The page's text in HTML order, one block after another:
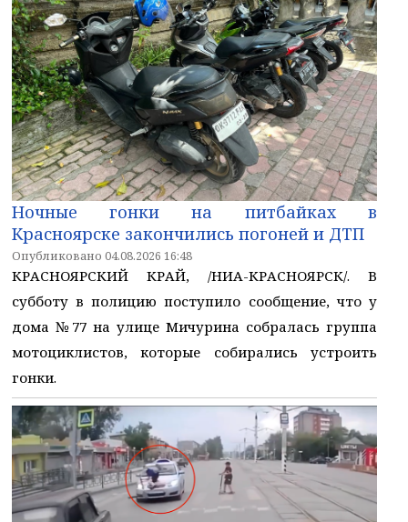
Ночные гонки на питбайках в
Красноярске закончились погоней и ДТП
Опубликовано 04.08.2026 16:48
КРАСНОЯРСКИЙ КРАЙ, /НИА-КРАСНОЯРСК/. В
субботу в полицию поступило сообщение, что у
дома №77 на улице Мичурина собралась группа
мотоциклистов, которые собирались устроить
гонки.